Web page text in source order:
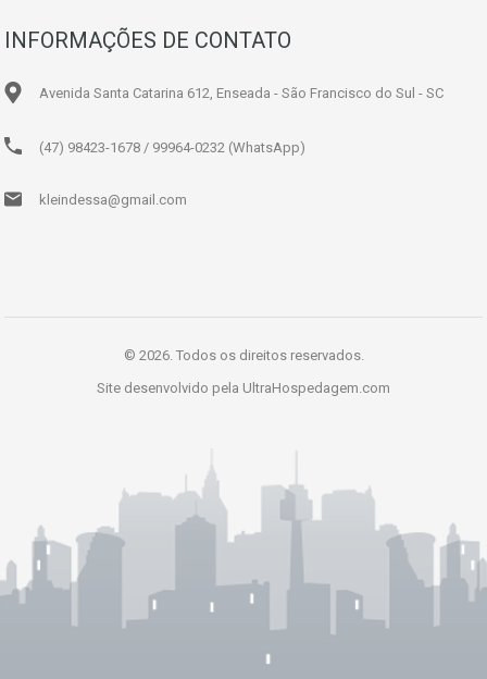
INFORMAÇÕES DE CONTATO
Avenida Santa Catarina 612, Enseada - São Francisco do Sul - SC
(47) 98423-1678 / 99964-0232 (WhatsApp)
kleindessa@gmail.com
© 2026. Todos os direitos reservados.
Site desenvolvido pela UltraHospedagem.com